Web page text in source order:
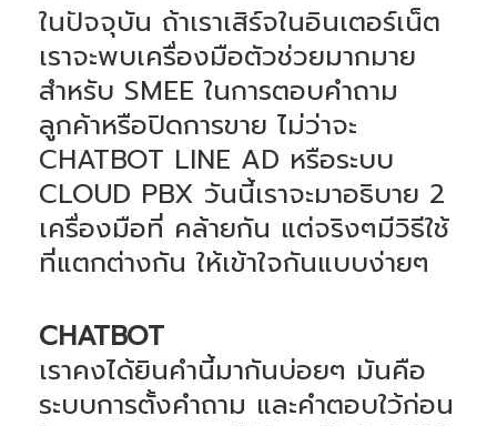
ในปัจจุบัน ถ้าเราเสิร์จในอินเตอร์เน็ต
เราจะพบเครื่องมือตัวช่วยมากมาย
สำหรับ SMEE ในการตอบคำถาม
ลูกค้าหรือปิดการขาย ไม่ว่าจะ
CHATBOT LINE AD หรือระบบ
CLOUD PBX วันนี้เราจะมาอธิบาย 2
เครื่องมือที่ คล้ายกัน แต่จริงๆมีวิธีใช้
ที่แตกต่างกัน ให้เข้าใจกันแบบง่ายๆ
CHATBOT
เราคงได้ยินคำนี้มากันบ่อยๆ มันคือ
ระบบการตั้งคำถาม และคำตอบใว้ก่อน